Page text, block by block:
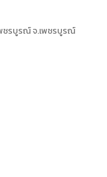
พชรบูรณ์ จ.เพชรบูรณ์